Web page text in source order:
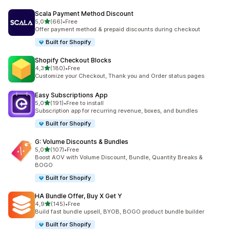
Scala Payment Method Discount
5,0av 5 stjerner
(66)
Totalt 66 omtaler
•Free
Offer payment method & prepaid discounts during checkout
Built for Shopify
Shopify Checkout Blocks
4,3av 5 stjerner
(180)
Totalt 180 omtaler
•Free
Customize your Checkout, Thank you and Order status pages
Easy Subscriptions App
5,0av 5 stjerner
(191)
Totalt 191 omtaler
•Free to install
Subscription app for recurring revenue, boxes, and bundles
Built for Shopify
G: Volume Discounts & Bundles
5,0av 5 stjerner
(107)
Totalt 107 omtaler
•Free
Boost AOV with Volume Discount, Bundle, Quantity Breaks &
BOGO
Built for Shopify
HA Bundle Offer, Buy X Get Y
4,9av 5 stjerner
(145)
Totalt 145 omtaler
•Free
Build fast bundle upsell, BYOB, BOGO product bundle builder
Built for Shopify